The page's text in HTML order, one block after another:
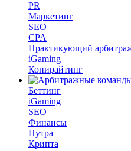
PR
Маркетинг
SEO
CPA
Практикующий
iGaming
Копирайтинг
Беттинг
iGaming
SEO
Финансы
Нутра
Крипта